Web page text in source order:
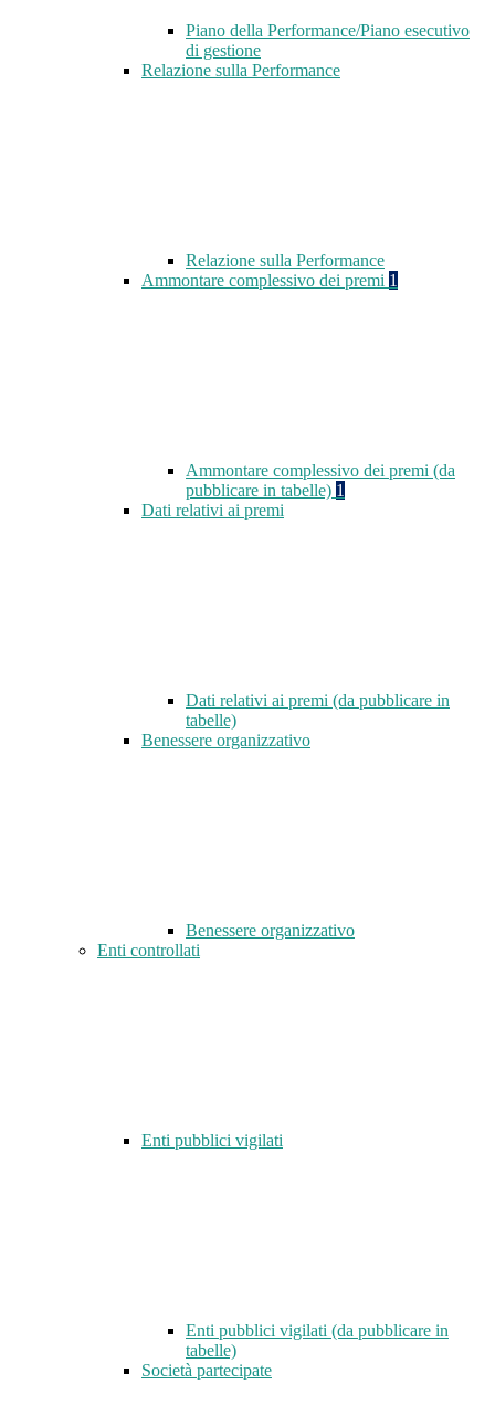
Piano della Performance/Piano esecutivo
di gestione
Relazione sulla Performance
Relazione sulla Performance
Ammontare complessivo dei premi 1
Ammontare complessivo dei premi (da
pubblicare in tabelle) 1
Dati relativi ai premi
Dati relativi ai premi (da pubblicare in
tabelle)
Benessere organizzativo
Benessere organizzativo
Enti controllati
Enti pubblici vigilati
Enti pubblici vigilati (da pubblicare in
tabelle)
Società partecipate